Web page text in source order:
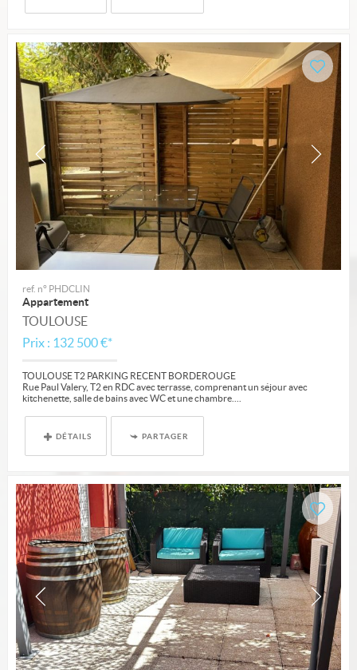
ref. n° PHDCLIN
Appartement
TOULOUSE
Prix : 132 500 €*
TOULOUSE T2 PARKING RECENT BORDEROUGE
Rue Paul Valery, T2 en RDC avec terrasse, comprenant un séjour avec
kitchenette, salle de bains avec WC et une chambre....
DÉTAILS PARTAGER